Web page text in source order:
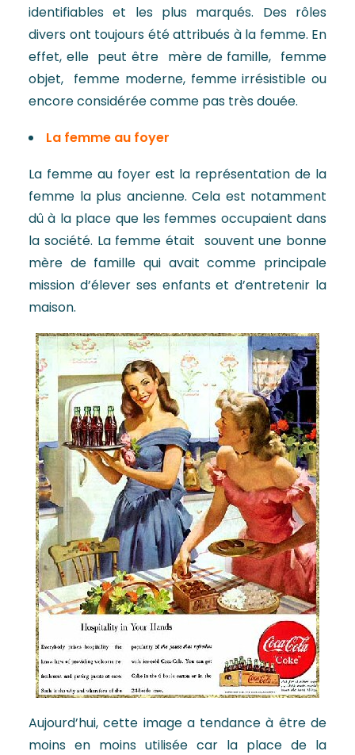
identifiables et les plus marqués. Des rôles
divers ont toujours été attribués à la femme. En
effet, elle peut être mère de famille, femme
objet, femme moderne, femme irrésistible ou
encore considérée comme pas très douée.
La femme au foyer
La femme au foyer est la représentation de la
femme la plus ancienne. Cela est notamment
dû à la place que les femmes occupaient dans
la société. La femme était souvent une bonne
mère de famille qui avait comme principale
mission d’élever ses enfants et d’entretenir la
maison.
Aujourd’hui, cette image a tendance à être de
moins en moins utilisée car la place de la